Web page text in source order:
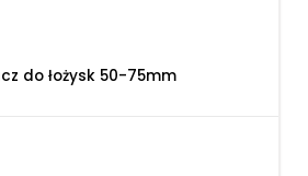
do łożysk 50-75mm